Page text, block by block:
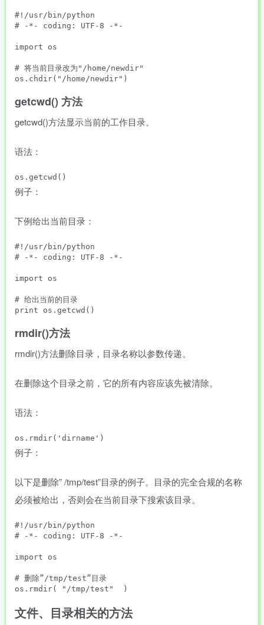
#!/usr/bin/python
# -*- coding: UTF-8 -*-
import os
# 将当前目录改为"/home/newdir"
getcwd() 方法
getcwd()方法显示当前的工作目录。
语法：
例子：
下例给出当前目录：
#!/usr/bin/python
# -*- coding: UTF-8 -*-
import os
# 给出当前的目录
rmdir()方法
rmdir()方法删除目录，目录名称以参数传递。
在删除这个目录之前，它的所有内容应该先被清除。
语法：
例子：
以下是删除” /tmp/test”目录的例子。目录的完全合规的名称
必须被给出，否则会在当前目录下搜索该目录。
#!/usr/bin/python
# -*- coding: UTF-8 -*-
import os
# 删除”/tmp/test”目录
文件、目录相关的方法